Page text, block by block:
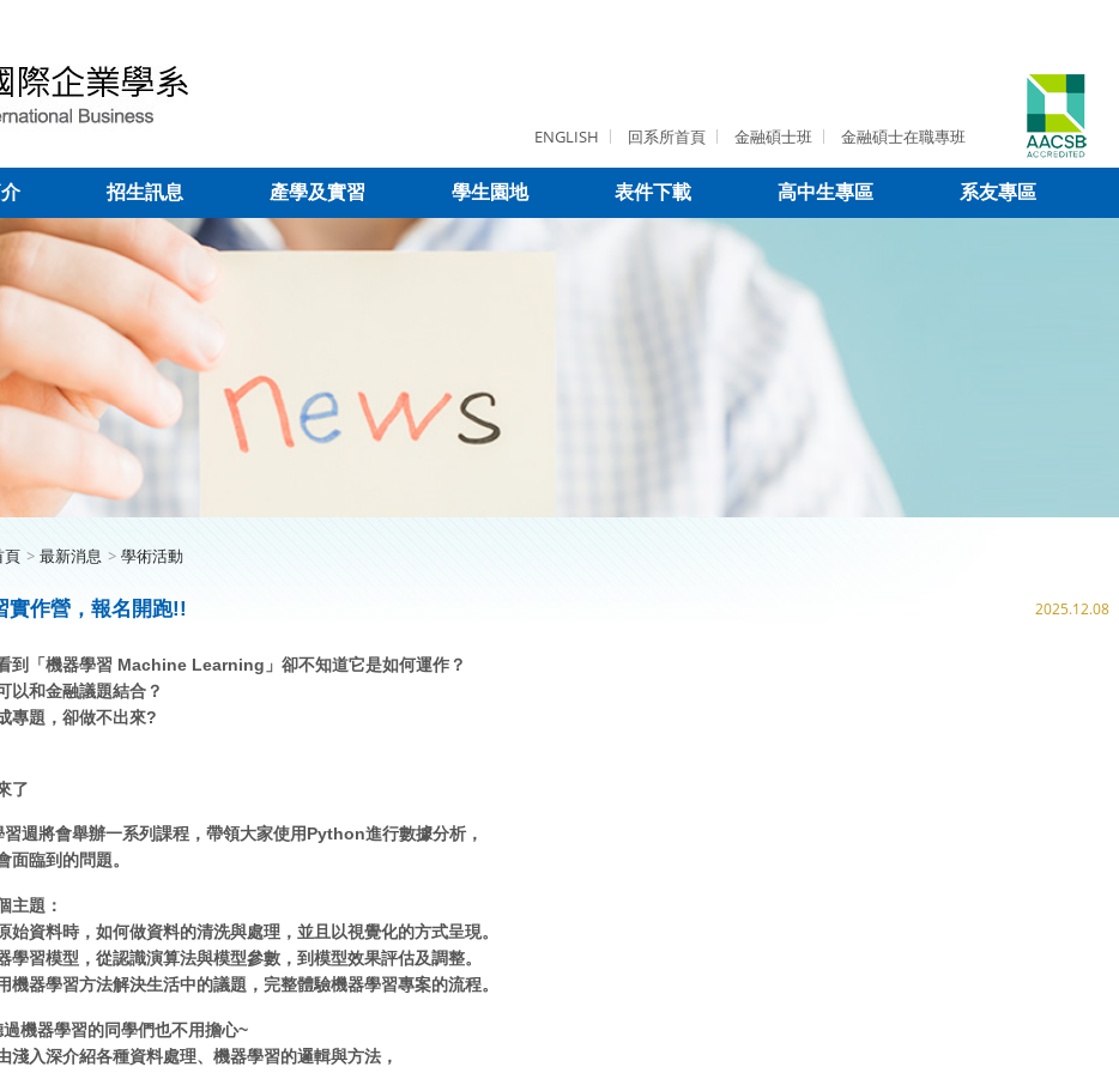
ENGLISH 回系所首頁 金融碩士班 金融碩士在職專班
招生訊息 產學及實習 學生園地 表件下載 高中生專區 系友專區
頁 最新消息 學術活動
實作營，報名開跑!! 2025.12.08
到「機器學習 Machine Learning」卻不知道它是如何運作？
以和金融議題結合？
專題，卻做不出來?
了
週將會舉辦一系列課程，帶領大家使用Python進行數據分析，
面臨到的問題。
主題：
始資料時，如何做資料的清洗與處理，並且以視覺化的方式呈現。
學習模型，從認識演算法與模型參數，到模型效果評估及調整。
機器學習方法解決生活中的議題，完整體驗機器學習專案的流程。
機器學習的同學們也不用擔心~
淺入深介紹各種資料處理、機器學習的邏輯與方法，